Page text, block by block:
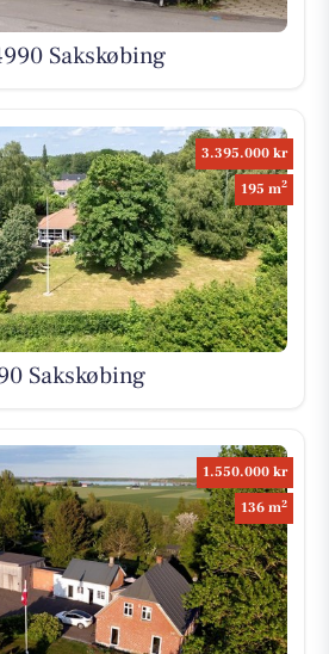
Sakskøbing
3.395.000 kr
195 m2
Sakskøbing
1.550.000 kr
136 m2